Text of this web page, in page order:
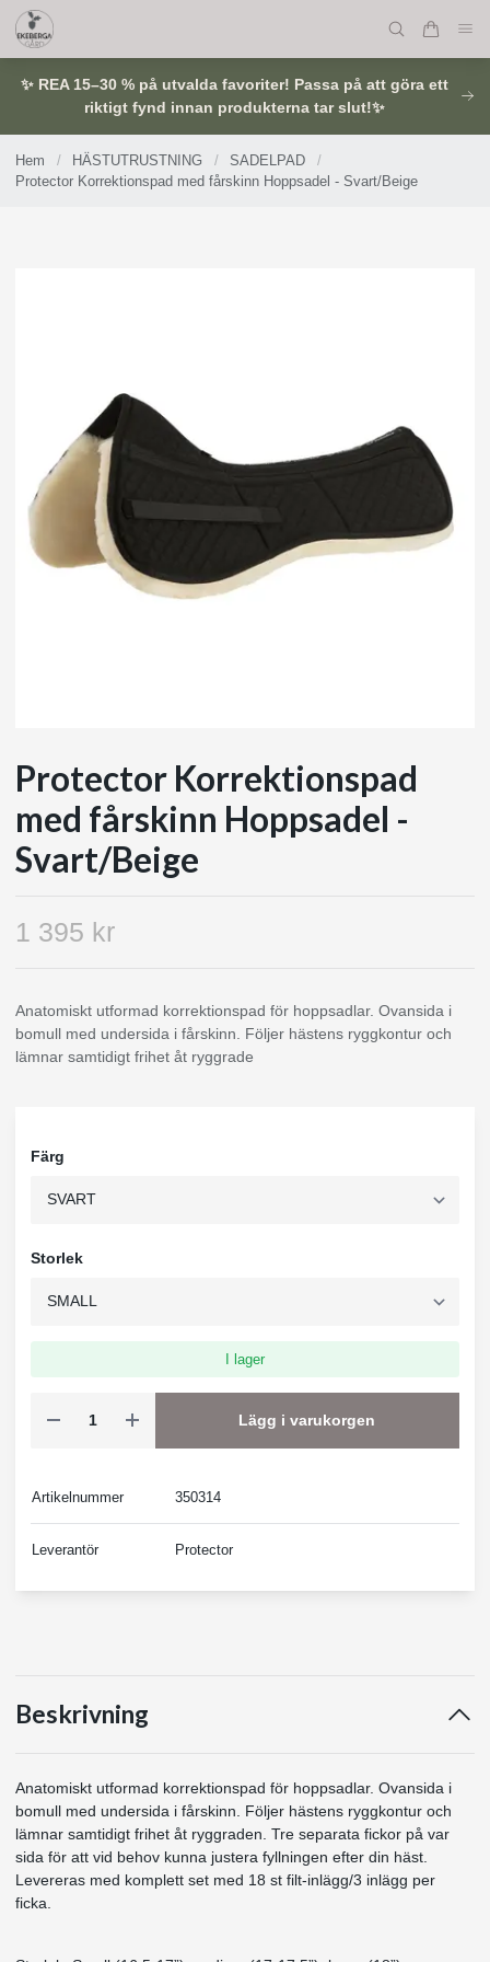
✨ REA 15–30 % på utvalda favoriter! Passa på att göra ett
riktigt fynd innan produkterna tar slut!✨
Hem / HÄSTUTRUSTNING / SADELPAD
/
Protector Korrektionspad med fårskinn Hoppsadel - Svart/Beige
Protector Korrektionspad
med fårskinn Hoppsadel -
Svart/Beige
1 395 kr
Anatomiskt utformad korrektionspad för hoppsadlar. Ovansida i
bomull med undersida i fårskinn. Följer hästens ryggkontur och
lämnar samtidigt frihet åt ryggrade
Färg
Storlek
I lager
Lägg i varukorgen
Artikelnummer 350314
Leverantör Protector
Beskrivning
Anatomiskt utformad korrektionspad för hoppsadlar. Ovansida i
bomull med undersida i fårskinn. Följer hästens ryggkontur och
lämnar samtidigt frihet åt ryggraden. Tre separata fickor på var
sida för att vid behov kunna justera fyllningen efter din häst.
Levereras med komplett set med 18 st filt-inlägg/3 inlägg per
ficka.